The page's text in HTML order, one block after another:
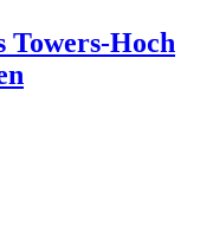
Towers-Hoch